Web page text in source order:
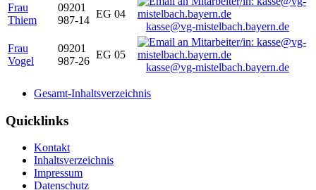
Frau
Thiem
09201
987-14
EG 04
kasse@vg-mistelbach.bayern.de
Frau
Vogel
09201
987-26
EG 05
kasse@vg-mistelbach.bayern.de
Gesamt-Inhaltsverzeichnis
Quicklinks
Kontakt
Inhaltsverzeichnis
Impressum
Datenschutz